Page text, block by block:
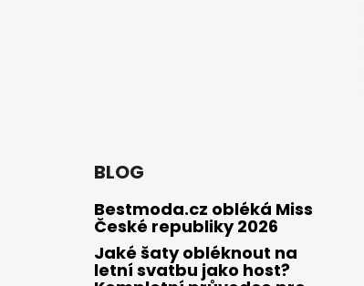
BLOG
Bestmoda.cz obléká Miss
České republiky 2026
Jaké šaty obléknout na
letní svatbu jako host?